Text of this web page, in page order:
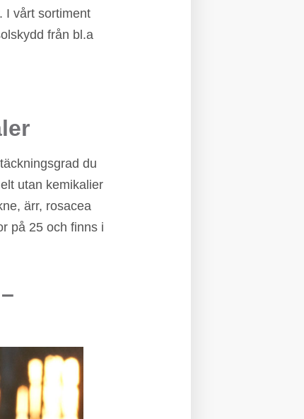
I vårt sortiment
från bl.a
du
utan kemikalier
ärr, rosacea
på 25 och finns i